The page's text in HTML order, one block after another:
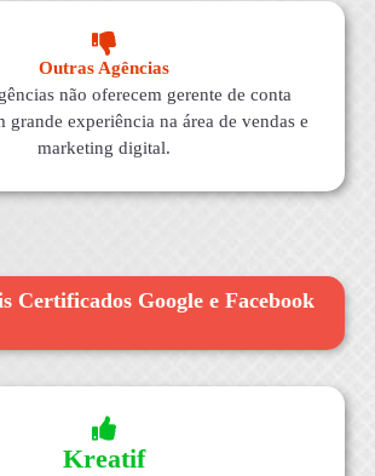
Outras Agências
não oferecem gerente de conta
grande experiência na área de vendas e
marketing digital.
Certificados Google e Facebook
Kreatif